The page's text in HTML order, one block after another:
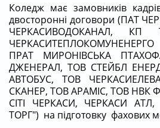
Коледж має замовників
двосторонні договори (ПАТ
ЧЕРКАСИВОДОКАНАЛ, КП
ПРАТ МИРОНІВСЬКА
ДЖЕНЕРАЛ, ТОВ СТЕЙБЛ
АВТОБУС, ТОВ
СКАНЕР, ТОВ АРАМІС, ТОВ
СІТІ ЧЕРКАСИ, ЧЕРКАСИ
ТОРГ") на підготовку фахових